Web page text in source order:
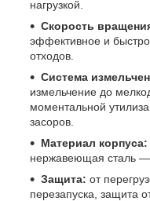
нагрузкой.
Скорость
эффективное и
отходов.
Система
измельчение до
моментальной
засоров.
Материал корпуса:
нержавеющая сталь —
Защита: от
перезапуска, защита